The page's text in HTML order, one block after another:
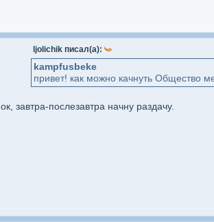
ljolichik писал(а):
kampfusbeke
привет! как можно качнуть Общество
ок, завтра-послезавтра начну раздачу.